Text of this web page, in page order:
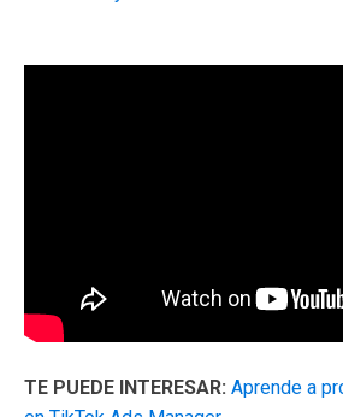
TE PUEDE INTERESAR: Aprende a